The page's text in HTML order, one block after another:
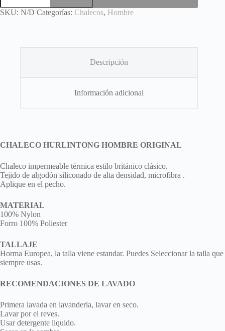
cantidad
SKU: N/D Categorías: Chalecos, Hombre
Descripción
Información adicional
CHALECO HURLINTONG HOMBRE ORIGINAL
Chaleco impermeable térmica estilo británico clásico.
Tejido de algodón siliconado de alta densidad, microfibra .
Aplique en el pecho.
MATERIAL
100% Nylon
Forro 100% Poliester
TALLAJE
Horma Europea, la talla viene estandar. Puedes Seleccionar la talla que
siempre usas.
RECOMENDACIONES DE LAVADO
Primera lavada en lavanderia, lavar en seco.
Lavar por el reves.
Usar detergente liquido.